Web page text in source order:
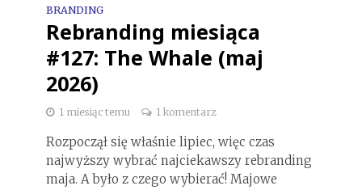
BRANDING
Rebranding miesiąca
#127: The Whale (maj
2026)
1 miesiąc temu 1 komentarz
Rozpoczął się właśnie lipiec, więc czas
najwyższy wybrać najciekawszy rebranding
maja. A było z czego wybierać! Majowe